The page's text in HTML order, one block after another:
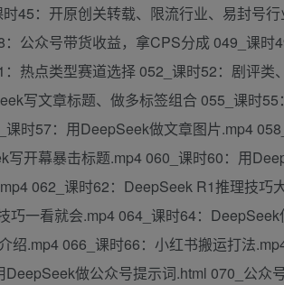
45：开原创关转载、限流行业、易封号
：公众号带货收益，拿CPS分成 049_课
：热点类型赛道选择 052_课时52：剧评
写文章标题、做多标签组合 055_课时
课时57：用DeepSeek做文章图片.mp4
写开幕暴击标题.mp4 060_课时60：用
062_课时62：DeepSeek R1推理技
巧一看就会.mp4 064_课时64：
绍.mp4 066_课时66：小红书搬运打法
DeepSeek做公众号提示词.html 070_公